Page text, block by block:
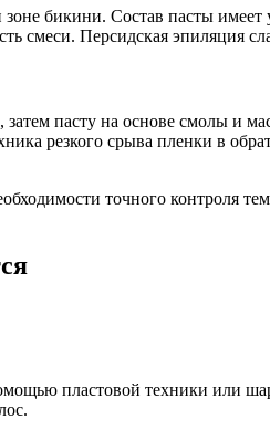
бикини. Состав пасты
смеси. Персидская эпиляция
пасту на основе смолы и
резкого срыва пленки в
точного
пластовой техники или